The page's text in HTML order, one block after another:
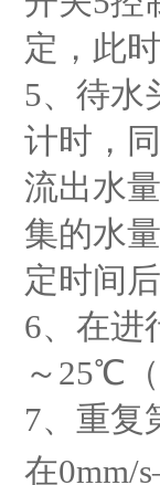
定，此
5、待水
计时，
流出水
集的水
定时间
6、在进
～25℃
7、重复
在0mm/